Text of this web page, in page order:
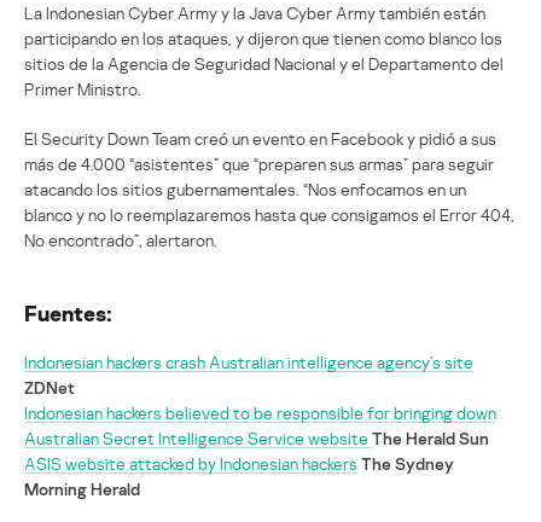
La Indonesian Cyber Army y la Java Cyber Army también están
participando en los ataques, y dijeron que tienen como blanco los
sitios de la Agencia de Seguridad Nacional y el Departamento del
Primer Ministro.
El Security Down Team creó un evento en Facebook y pidió a sus
más de 4.000 “asistentes” que “preparen sus armas” para seguir
atacando los sitios gubernamentales. “Nos enfocamos en un
blanco y no lo reemplazaremos hasta que consigamos el Error 404,
No encontrado”, alertaron.
Fuentes:
Indonesian hackers crash Australian intelligence agency’s site
ZDNet
Indonesian hackers believed to be responsible for bringing down
Australian Secret Intelligence Service website The Herald Sun
ASIS website attacked by Indonesian hackers The Sydney
Morning Herald